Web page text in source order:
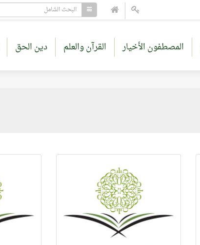
المصطفون الأخيار القرآن والعلم دين الحق